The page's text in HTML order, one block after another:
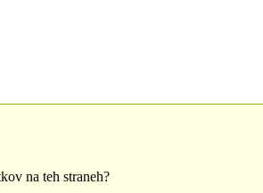
na teh straneh?